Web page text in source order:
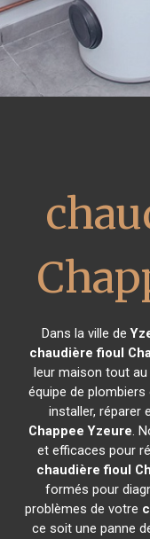
Dans la ville de
chaudière fioul
leur maison tout
équipe de
installer, réparer
Chappee Yzeure.
et efficaces pour
chaudière fioul
formés pour
problèmes de votre
ce soit une panne